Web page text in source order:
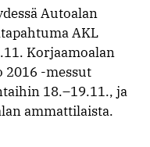
Autoalan
AKL
Korjaamoalan
-messut
18.–19.11., ja
ammattilaista.